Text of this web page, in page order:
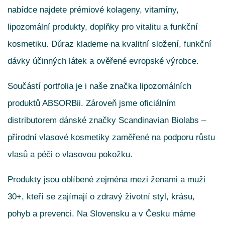
nabídce najdete prémiové kolageny, vitamíny,
lipozomální produkty, doplňky pro vitalitu a funkční
kosmetiku. Důraz klademe na kvalitní složení, funkční
dávky účinných látek a ověřené evropské výrobce.
Součástí portfolia je i naše značka lipozomálních
produktů ABSORBii. Zároveň jsme oficiálním
distributorem dánské značky Scandinavian Biolabs –
přírodní vlasové kosmetiky zaměřené na podporu růstu
vlasů a péči o vlasovou pokožku.
Produkty jsou oblíbené zejména mezi ženami a muži
30+, kteří se zajímají o zdravý životní styl, krásu,
pohyb a prevenci. Na Slovensku a v Česku máme